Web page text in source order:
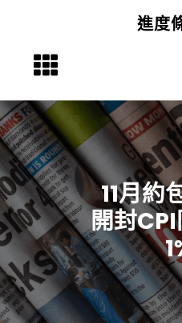
進度
11月約
開封